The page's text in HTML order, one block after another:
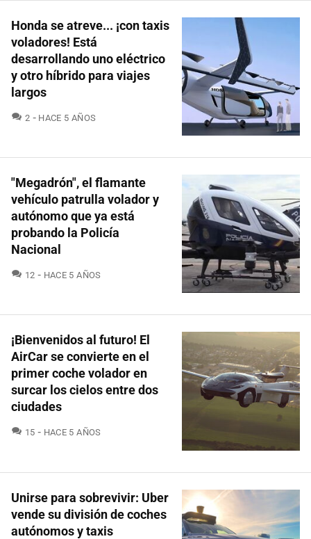
Honda se atreve... ¡con taxis
voladores! Está
desarrollando uno eléctrico
y otro híbrido para viajes
largos
2 COMENTARIOS
HACE 5 AÑOS
"Megadrón", el flamante
vehículo patrulla volador y
autónomo que ya está
probando la Policía
Nacional
12 COMENTARIOS
HACE 5 AÑOS
¡Bienvenidos al futuro! El
AirCar se convierte en el
primer coche volador en
surcar los cielos entre dos
ciudades
15 COMENTARIOS
HACE 5 AÑOS
Unirse para sobrevivir: Uber
vende su división de coches
autónomos y taxis